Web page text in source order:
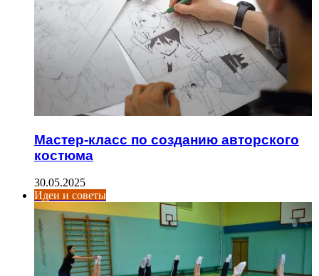
Мастер-класс по созданию авторского
костюма
30.05.2025
Идеи и советы